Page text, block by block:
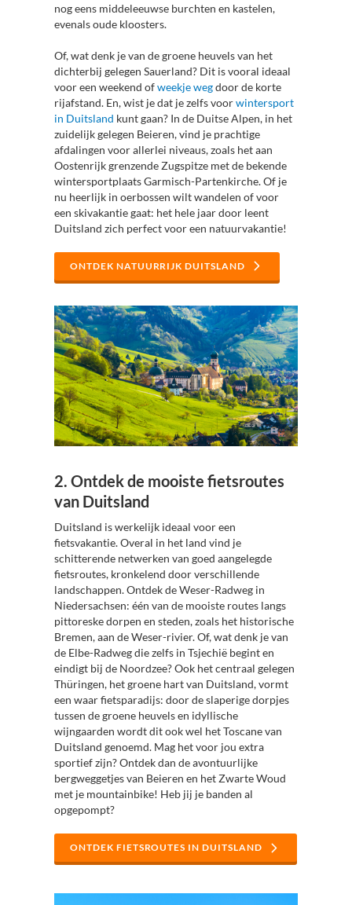
nog eens middeleeuwse burchten en kastelen,
evenals oude kloosters.
Of, wat denk je van de groene heuvels van het
dichterbij gelegen Sauerland? Dit is vooral ideaal
voor een weekend ofweekje wegdoor de korte
rijafstand. En, wist je dat je zelfs voorwintersport
in Duitsland kunt gaan? In de Duitse Alpen, in het
zuidelijk gelegen Beieren, vind je prachtige
afdalingen voor allerlei niveaus, zoals het aan
Oostenrijk grenzende Zugspitze met de bekende
wintersportplaats Garmisch-Partenkirche. Of je
nu heerlijk in oerbossen wilt wandelen of voor
een skivakantie gaat: het hele jaar door leent
Duitsland zich perfect voor een natuurvakantie!
ONTDEK NATUURRIJK DUITSLAND
2. Ontdek de mooiste fietsroutes
van Duitsland
Duitsland is werkelijk ideaal voor een
fietsvakantie. Overal in het land vind je
schitterende netwerken van goed aangelegde
fietsroutes, kronkelend door verschillende
landschappen. Ontdek de Weser-Radweg in
Niedersachsen: één van de mooiste routes langs
pittoreske dorpen en steden, zoals het historische
Bremen, aan de Weser-rivier. Of, wat denk je van
de Elbe-Radweg die zelfs in Tsjechië begint en
eindigt bij de Noordzee? Ook het centraal gelegen
Thüringen, het groene hart van Duitsland, vormt
een waar fietsparadijs: door de slaperige dorpjes
tussen de groene heuvels en idyllische
wijngaarden wordt dit ook wel het Toscane van
Duitsland genoemd. Mag het voor jou extra
sportief zijn? Ontdek dan de avontuurlijke
bergweggetjes van Beieren en het Zwarte Woud
met je mountainbike! Heb jij je banden al
opgepompt?
ONTDEK FIETSROUTES IN DUITSLAND